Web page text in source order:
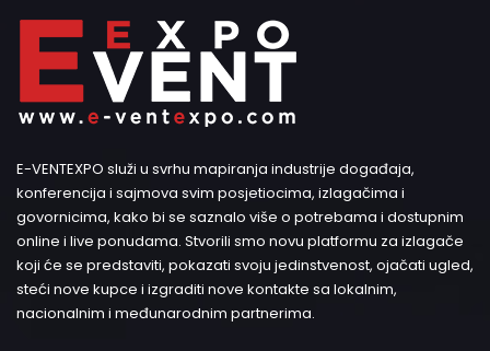
E-VENTEXPO služi u svrhu mapiranja industrije događaja,
konferencija i sajmova svim posjetiocima, izlagačima i
govornicima, kako bi se saznalo više o potrebama i dostupnim
online i live ponudama. Stvorili smo novu platformu za izlagače
koji će se predstaviti, pokazati svoju jedinstvenost, ojačati ugled,
steći nove kupce i izgraditi nove kontakte sa lokalnim,
nacionalnim i međunarodnim partnerima.